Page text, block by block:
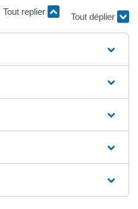
Tout replier
Tout déplier